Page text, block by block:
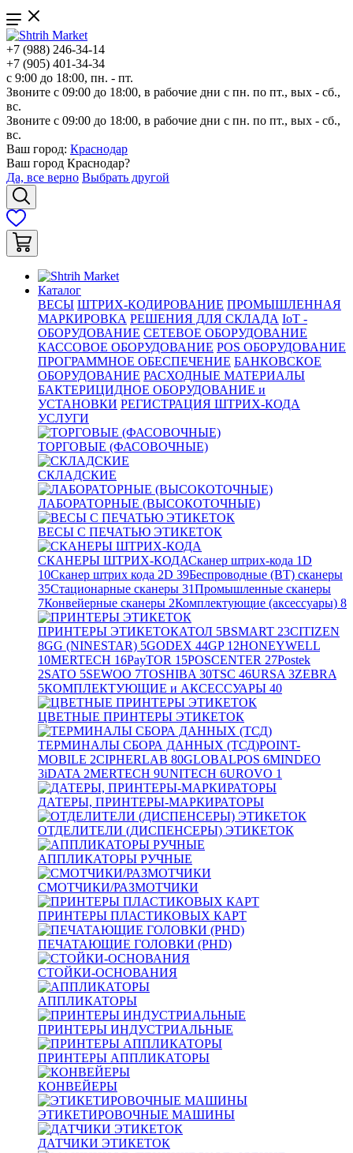
+7 (988) 246-34-14
+7 (905) 401-34-34
с 9:00 до 18:00, пн. - пт.
Звоните с 09:00 до 18:00, в рабочие дни с пн. по пт., вых - сб.,
вс.
Звоните с 09:00 до 18:00, в рабочие дни с пн. по пт., вых - сб.,
вс.
Ваш город: Краснодар
Ваш город Краснодар?
Да, все верно Выбрать другой
Каталог
ВЕСЫ ШТРИХ-КОДИРОВАНИЕ ПРОМЫШЛЕННАЯ
МАРКИРОВКА РЕШЕНИЯ ДЛЯ СКЛАДА IoT -
ОБОРУДОВАНИЕ СЕТЕВОЕ ОБОРУДОВАНИЕ
КАССОВОЕ ОБОРУДОВАНИЕ POS ОБОРУДОВАНИЕ
ПРОГРАММНОЕ ОБЕСПЕЧЕНИЕ БАНКОВСКОЕ
ОБОРУДОВАНИЕ РАСХОДНЫЕ МАТЕРИАЛЫ
БАКТЕРИЦИДНОЕ ОБОРУДОВАНИЕ и
УСТАНОВКИ РЕГИСТРАЦИЯ ШТРИХ-КОДА
УСЛУГИ
ТОРГОВЫЕ (ФАСОВОЧНЫЕ)
СКЛАДСКИЕ
ЛАБОРАТОРНЫЕ (ВЫСОКОТОЧНЫЕ)
ВЕСЫ С ПЕЧАТЬЮ ЭТИКЕТОК
СКАНЕРЫ ШТРИХ-КОДАСканер штрих-кода 1D
10Сканер штрих кода 2D 39Беспроводные (BT) сканеры
35Стационарные сканеры 31Промышленные сканеры
7Конвейерные сканеры 2Комплектующие (аксессуары) 8
ПРИНТЕРЫ ЭТИКЕТОКАТОЛ 5BSMART 23CITIZEN
8GG (NINESTAR) 5GODEX 44GP12HONEYWELL
10MERTECH 16PayTOR 15POSCENTER 27Postek
2SATO 5SEWOO 7TOSHIBA 30TSC 46URSA 3ZEBRA
5КОМПЛЕКТУЮЩИЕ и АКСЕССУАРЫ 40
ЦВЕТНЫЕ ПРИНТЕРЫ ЭТИКЕТОК
ТЕРМИНАЛЫ СБОРА ДАННЫХ (ТСД)POINT-
MOBILE 2CIPHERLAB 80GLOBALPOS 6MINDEO
3iDATA 2MERTECH 9UNITECH 6UROVO 1
ДАТЕРЫ, ПРИНТЕРЫ-МАРКИРАТОРЫ
ОТДЕЛИТЕЛИ (ДИСПЕНСЕРЫ) ЭТИКЕТОК
АППЛИКАТОРЫ РУЧНЫЕ
СМОТЧИКИ/РАЗМОТЧИКИ
ПРИНТЕРЫ ПЛАСТИКОВЫХ КАРТ
ПЕЧАТАЮЩИЕ ГОЛОВКИ (PHD)
СТОЙКИ-ОСНОВАНИЯ
АППЛИКАТОРЫ
ПРИНТЕРЫ ИНДУСТРИАЛЬНЫЕ
ПРИНТЕРЫ АППЛИКАТОРЫ
КОНВЕЙЕРЫ
ЭТИКЕТИРОВОЧНЫЕ МАШИНЫ
ДАТЧИКИ ЭТИКЕТОК